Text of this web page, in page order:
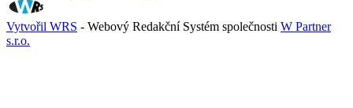
Vytvořil WRS - Webový Redakční Systém společnosti W Partner
s.r.o.